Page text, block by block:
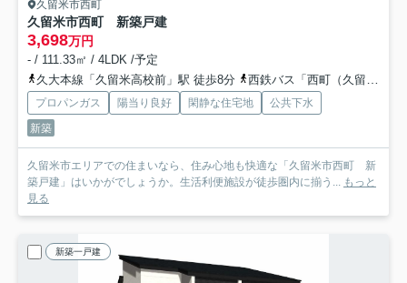
久留米市西町
久留米市西町 新築戸建
3,698万円
- / 111.33㎡ / 4LDK /予定
久大本線「久留米高校前」駅 徒歩8分
西鉄バス「西町（久留米市）」バス停下車 徒歩0分
プロパンガス 陽当り良好 閑静な住宅地
公共下水
新築
久留米市エリアでの住まいなら、住み心地も快適な「久留米市西町 新
築戸建」はいかがでしょうか。生活利便施設が徒歩圏内に揃う... もっと
見る
新築一戸建